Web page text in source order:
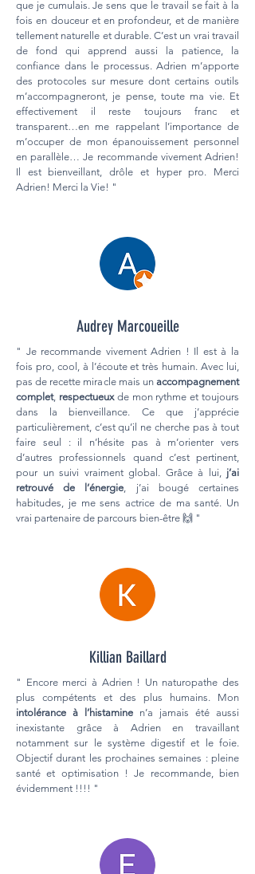
que je cumulais. Je sens que le travail se fait à la
fois en douceur et en profondeur, et de manière
tellement naturelle et durable. C’est un vrai travail
de fond qui apprend aussi la patience, la
confiance dans le processus. Adrien m’apporte
des protocoles sur mesure dont certains outils
m’accompagneront, je pense, toute ma vie. Et
effectivement il reste toujours franc et
transparent…en me rappelant l’importance de
m’occuper de mon épanouissement personnel
en parallèle… Je recommande vivement Adrien!
Il est bienveillant, drôle et hyper pro. Merci
Adrien! Merci la Vie! "
Audrey Marcoueille
" Je recommande vivement Adrien ! Il est à la
fois pro, cool, à l’écoute et très humain. Avec lui,
pas de recette miracle mais un accompagnement
complet, respectueuxde mon rythme et toujours
dans la bienveillance. Ce que j’apprécie
particulièrement, c’est qu’il ne cherche pas à tout
faire seul : il n’hésite pas à m’orienter vers
d’autres professionnels quand c’est pertinent,
pour un suivi vraiment global. Grâce à lui, j’ai
retrouvé de l’énergie , j’ai bougé certaines
habitudes, je me sens actrice de ma santé. Un
vrai partenaire de parcours bien-être 🙌 "
Killian Baillard
" Encore merci à Adrien ! Un naturopathe des
plus compétents et des plus humains. Mon
intolérance à l’histamine n’a jamais été aussi
inexistante grâce à Adrien en travaillant
notamment sur le système digestif et le foie.
Objectif durant les prochaines semaines : pleine
santé et optimisation ! Je recommande, bien
évidemment !!!! "